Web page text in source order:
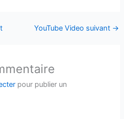
YouTube Video suivant →
pour publier un